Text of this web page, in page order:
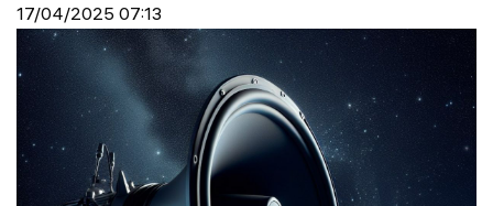
17/04/2025 07:13